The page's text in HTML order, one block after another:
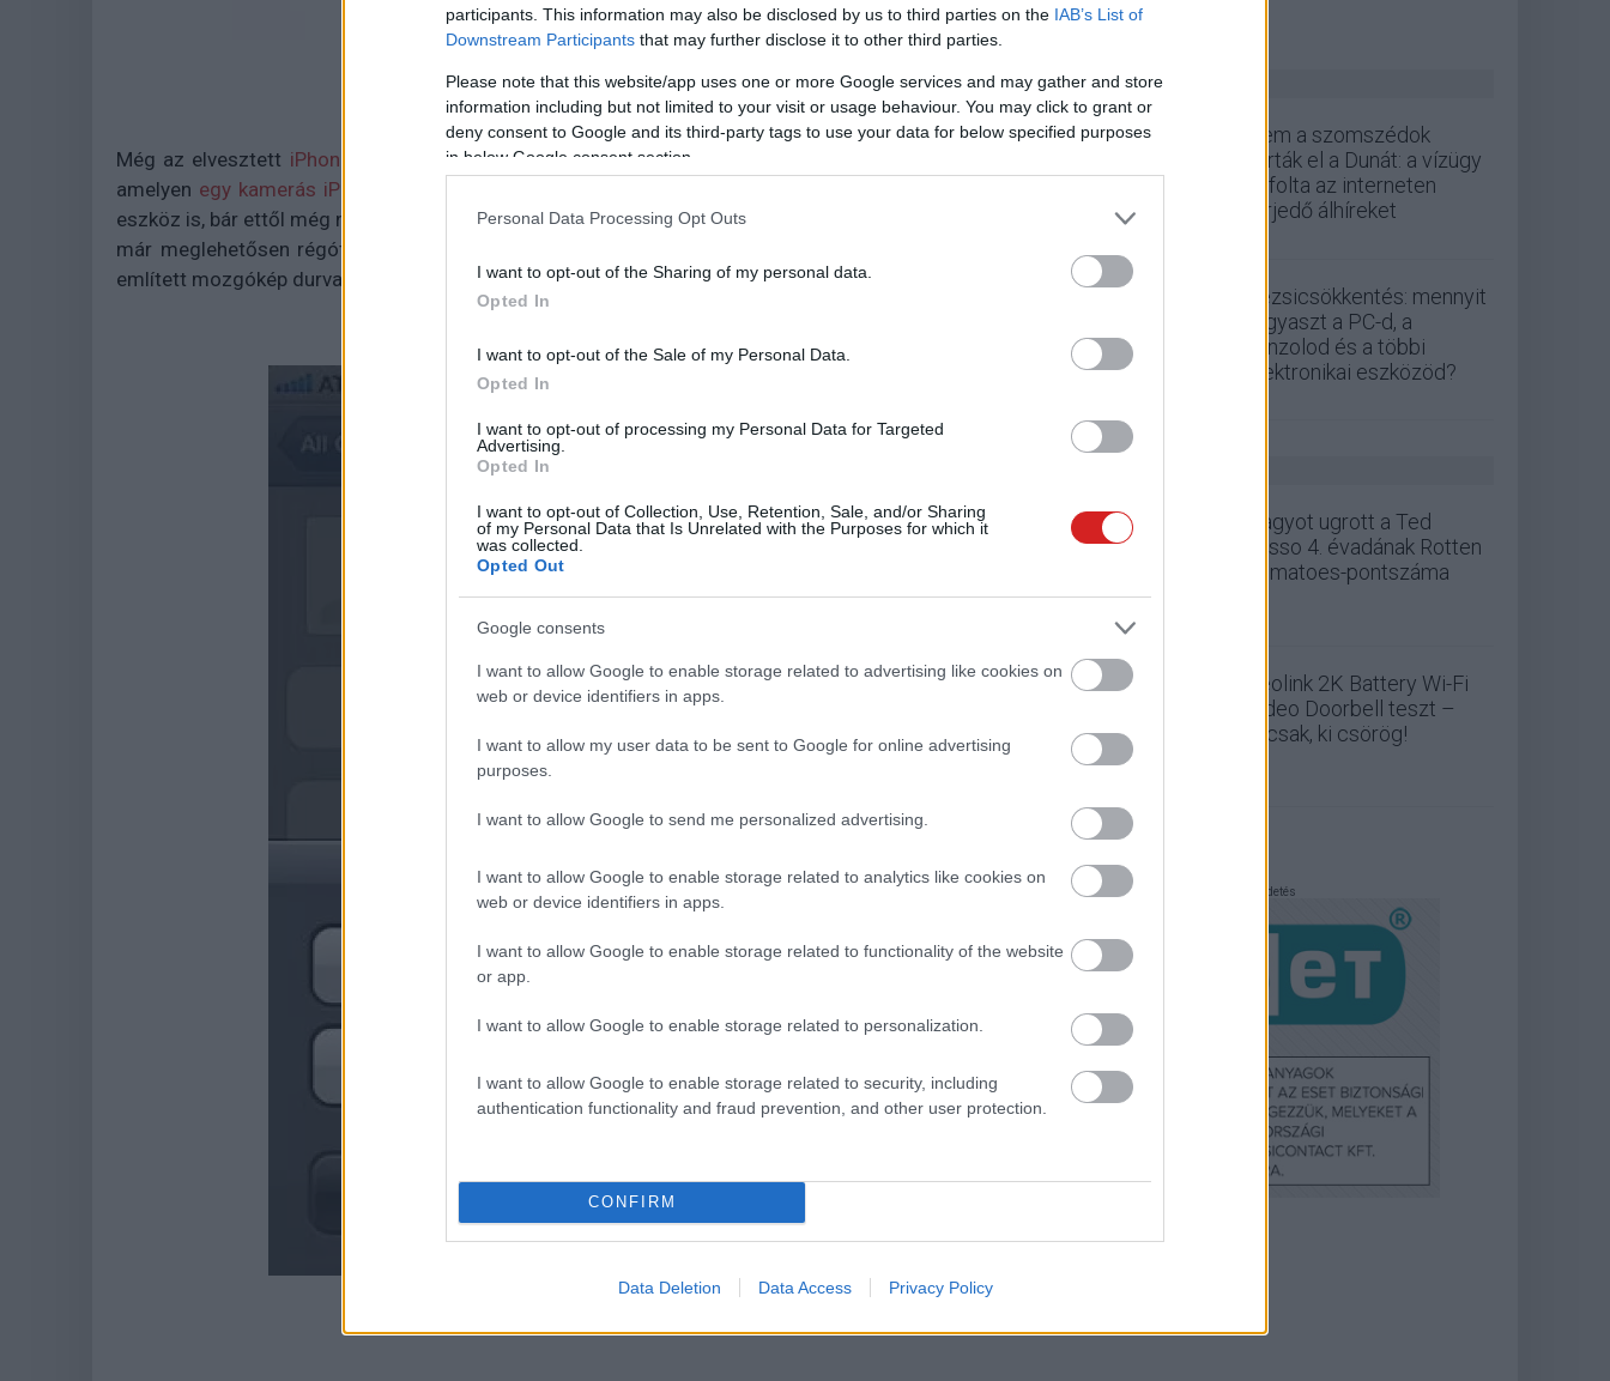
participants. This information may also be disclosed by us to third parties on the IAB’s List of
Downstream Participants that may further disclose it to other third parties.
Please note that this website/app uses one or more Google services and may gather and store
information including but not limited to your visit or usage behaviour. You may click to grant or
deny consent to Google and its third-party tags to use your data for below specified purposes
in below Google consent section.
Personal Data Processing Opt Outs
I want to opt-out of the Sharing of my personal data.
Opted In
I want to opt-out of the Sale of my Personal Data.
Opted In
I want to opt-out of processing my Personal Data for Targeted
Advertising.
Opted In
I want to opt-out of Collection, Use, Retention, Sale, and/or Sharing
of my Personal Data that Is Unrelated with the Purposes for which it
was collected.
Opted Out
Google consents
I want to allow Google to enable storage related to advertising like cookies on
web or device identifiers in apps.
I want to allow my user data to be sent to Google for online advertising
purposes.
I want to allow Google to send me personalized advertising.
I want to allow Google to enable storage related to analytics like cookies on
web or device identifiers in apps.
I want to allow Google to enable storage related to functionality of the website
or app.
I want to allow Google to enable storage related to personalization.
I want to allow Google to enable storage related to security, including
authentication functionality and fraud prevention, and other user protection.
CONFIRM
Data Deletion Data Access Privacy Policy
Még az elvesztett iPhone 4
körüli botrány idején kaptunk egy rendkívül érdekes videót Vietnámból,
amelyen egy kamerás iPod Touch
eszköz is, bár ettől még nem tekinthető hitelesnek semelyik videója sem. Viszont tény, hogy a kamera
már meglehetősen régóta az előkelő helyen szerepel az iPod-tulajok kívánságlistáján, ráadásul az
említett mozgókép durva hamisítványnak sem tűnt.
ZÖLD PÁLYA
Nem a szomszédok
zárták el a Dunát: a vízügy
cáfolta az interneten
terjedő álhíreket
Rezsicsökkentés: mennyit
fogyaszt a PC-d, a
konzolod és a többi
elektronikai eszközöd?
Nagyot ugrott a Ted
Lasso 4. évadának Rotten
Tomatoes-pontszáma
Reolink 2K Battery Wi-Fi
Video Doorbell teszt –
Nicsak, ki csörög!
Hirdetés